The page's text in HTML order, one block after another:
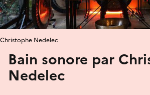
Bain sonore par
Nedelec
Christophe Nedelec